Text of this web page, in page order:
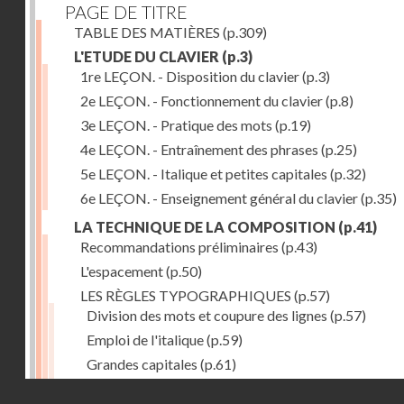
PAGE DE TITRE
TABLE DES MATIÈRES (p.309)
L'ETUDE DU CLAVIER (p.3)
1re LEÇON. - Disposition du clavier(p.3)
2e LEÇON. - Fonctionnement du clavier(p.8)
3e LEÇON. - Pratique des mots (p.19)
4e LEÇON. - Entraînement des phrases (p.25)
5e LEÇON. - Italique et petites capitales (p.32)
6e LEÇON. - Enseignement général du clavier(p.35)
LA TECHNIQUE DE LA COMPOSITION (p.41)
Recommandations préliminaires (p.43)
L'espacement(p.50)
LES RÈGLES TYPOGRAPHIQUES (p.57)
Division des mots et coupure des lignes (p.57)
Emploi de l'italique(p.59)
Grandes capitales (p.61)